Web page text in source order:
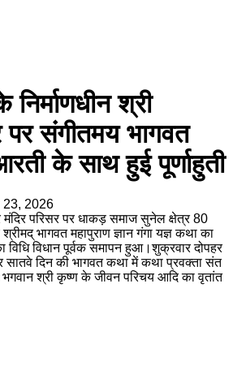
श्री
पर संगीतमय भागवत
के साथ हुई पूर्णाहुती
23, 2026
परिसर पर धाकड़ समाज सुनेल क्षेत्र 80
भागवत महापुराण ज्ञान गंगा यज्ञ कथा का
विधान पूर्वक समापन हुआ।शुक्रवार दोपहर
सातवे दिन की भागवत कथा में कथा प्रवक्ता संत
श्री कृष्ण के जीवन परिचय आदि का वृतांत